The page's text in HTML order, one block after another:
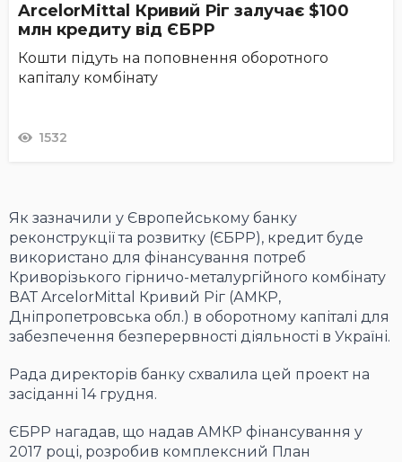
ArcelorMittal Кривий Ріг залучає $100
млн кредиту від ЄБРР
Кошти підуть на поповнення оборотного
капіталу комбінату
1532
Як зазначили у Європейському банку
реконструкції та розвитку (ЄБРР), кредит буде
використано для фінансування потреб
Криворізького гірничо-металургійного комбінату
ВАТ ArcelorMittal Кривий Ріг (АМКР,
Дніпропетровська обл.) в оборотному капіталі для
забезпечення безперервності діяльності в Україні.
Рада директорів банку схвалила цей проект на
засіданні 14 грудня.
ЄБРР нагадав, що надав АМКР фінансування у
2017 році, розробив комплексний План